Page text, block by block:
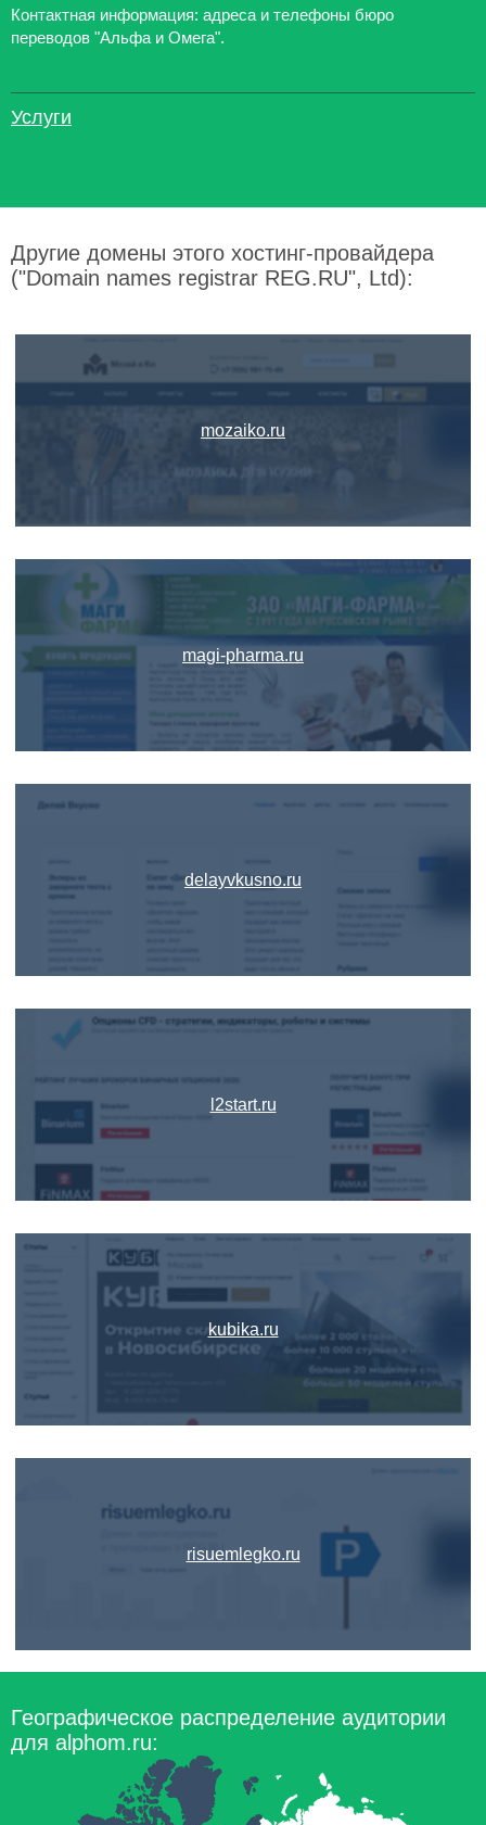
Контактная информация: адреса и телефоны бюро
переводов "Альфа и Омега".
Услуги
Другие домены этого хостинг-провайдера
("Domain names registrar REG.RU", Ltd):
mozaiko.ru
magi-pharma.ru
delayvkusno.ru
l2start.ru
kubika.ru
risuemlegko.ru
Географическое распределение аудитории
для alphom.ru: